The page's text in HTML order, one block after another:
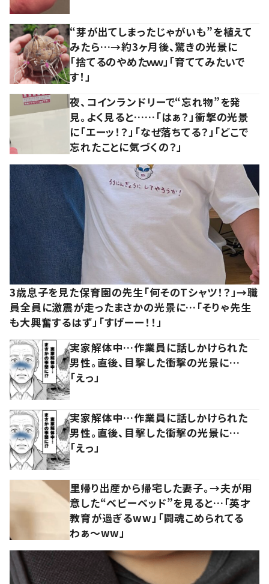
“芽が出てしまったじゃがいも”を植えて
みたら…→約3ヶ月後、驚きの光景に
「捨てるのやめたｗｗ」「育ててみたいで
す！」
夜、コインランドリーで“忘れ物”を発
見。よく見ると……「はぁ？」衝撃の光景
に「エーッ！？」「なぜ落ちてる？」「どこで
忘れたことに気づくの？」
3歳息子を見た保育園の先生「何そのTシャツ！？」→職
員全員に激震が走ったまさかの光景に…「そりゃ先生
も大興奮するはず」「すげーー！！」
実家解体中…作業員に話しかけられた
男性。直後、目撃した衝撃の光景に…
「えっ」
実家解体中…作業員に話しかけられた
男性。直後、目撃した衝撃の光景に…
「えっ」
里帰り出産から帰宅した妻子。→夫が用
意した“ベビーベッド”を見ると…「英才
教育が過ぎるww」「闘魂こめられてる
わぁ～ww」